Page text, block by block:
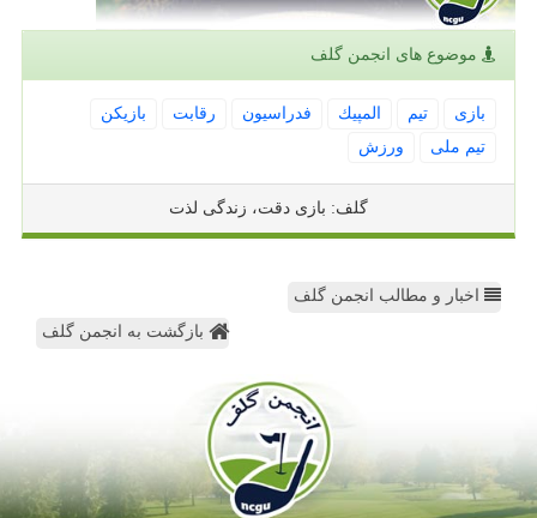
موضوع های انجمن گلف
بازی تیم المپیك فدراسیون رقابت
بازیكن
تیم ملی
ورزش
گلف: بازی دقت، زندگی لذت
اخبار و مطالب انجمن گلف
بازگشت به انجمن گلف